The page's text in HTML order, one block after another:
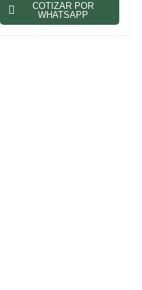
COTIZAR POR
WHATSAPP